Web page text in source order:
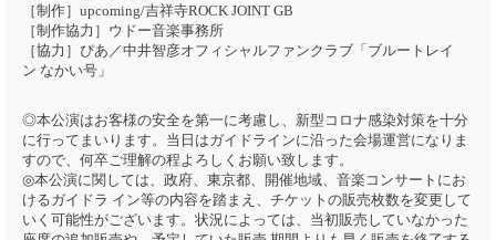
［制作］upcoming/吉祥寺ROCK JOINT GB
［制作協力］ウドー音楽事務所
［協力］ぴあ／中井智彦オフィシャルファンクラブ「ブルートレイ
ン なかい号」
◎本公演はお客様の安全を第一に考慮し、新型コロナ感染対策を十分
に行ってまいります。当日はガイドラインに沿った会場運営になりま
すので、何卒ご理解の程よろしくお願い致します。
◎本公演に関しては、政府、東京都、開催地域、音楽コンサートにお
けるガイドラ イン等の内容を踏まえ、チケットの販売枚数を変更して
いく可能性がございます。状況によっては、当初販売していなかった